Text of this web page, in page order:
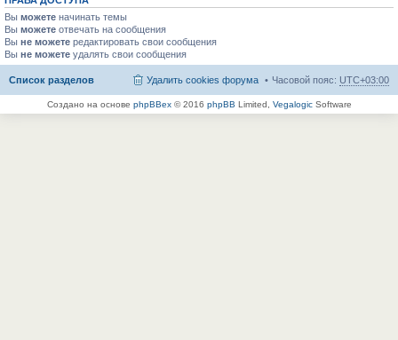
Вы можете начинать темы
Вы можете отвечать на сообщения
Вы не можете редактировать свои сообщения
Вы не можете удалять свои сообщения
Список разделов Часовой пояс: UTC+03:00
Удалить cookies форума
Создано на основе phpBBex© 2016 phpBB Limited, VegalogicSoftware